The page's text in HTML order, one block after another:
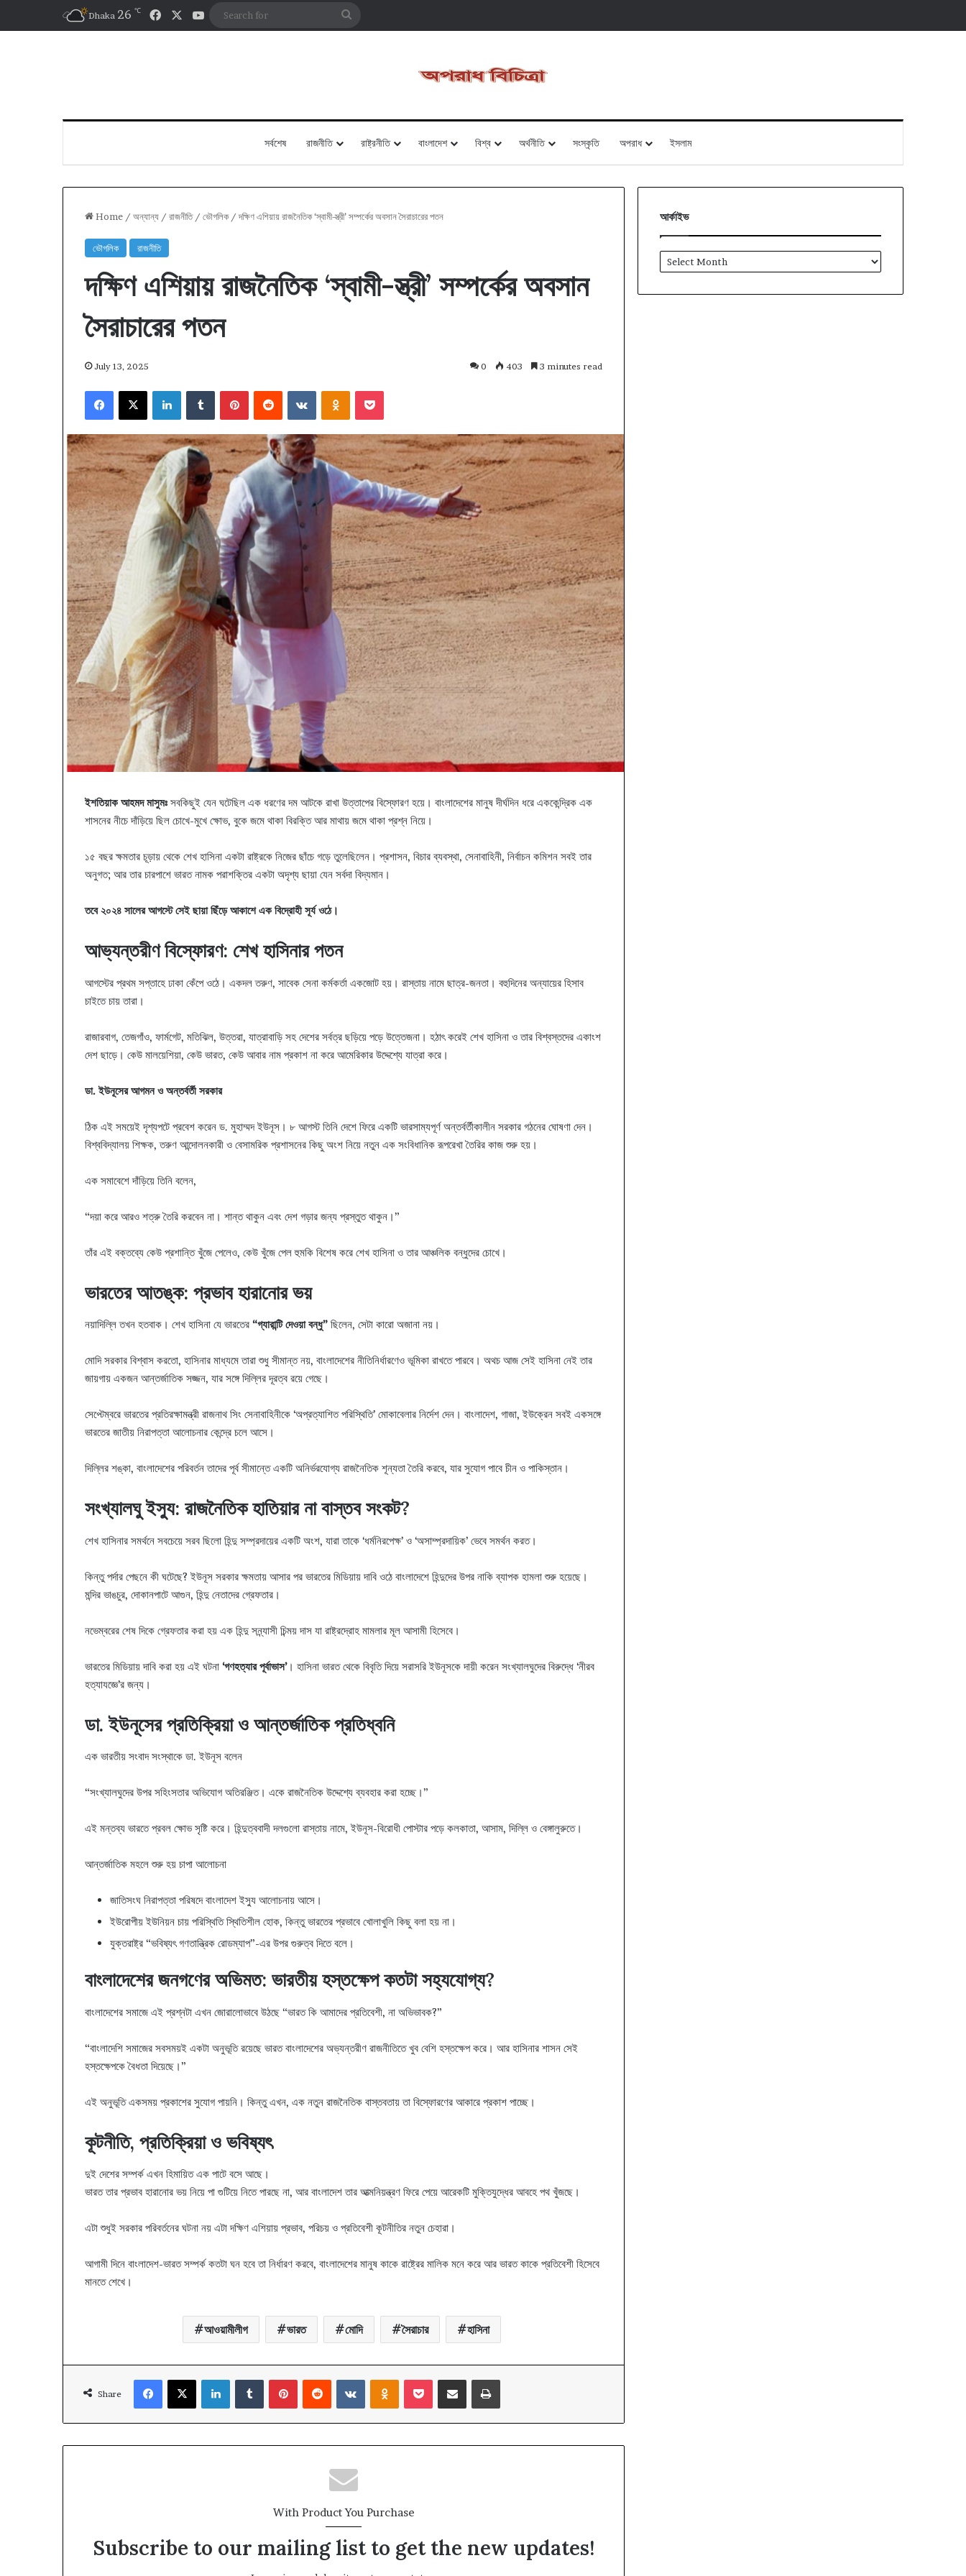
Dhaka 26 ℃ FacebookYouTube
সর্বশেষ রাজনীতি রাষ্ট্রনীতি বাংলাদেশ বিশ্ব অর্থনীতি সংস্কৃতি অপরাধ ইসলাম
Home / অন্যান্য / রাজনীতি / ভৌগলিক / দক্ষিণ এশিয়ায় রাজনৈতিক ‘স্বামী-স্ত্রী’ সম্পর্কের অবসান সৈরাচারের পতন
ভৌগলিক রাজনীতি
দক্ষিণ এশিয়ায় রাজনৈতিক ‘স্বামী-স্ত্রী’ সম্পর্কের অবসান
সৈরাচারের পতন
July 13, 2025 0 403 3 minutes read
Facebook
X LinkedInTumblrPinterestReddit VKontakteOdnoklassniki
Pocket
ইশতিয়াক আহমদ মাসুমঃ সবকিছুই যেন ঘটেছিল এক ধরণের দম আটকে রাখা উত্তাপের বিস্ফোরণ হয়ে। বাংলাদেশের মানুষ দীর্ঘদিন ধরে এককেন্দ্রিক এক
শাসনের নীচে দাঁড়িয়ে ছিল চোখে-মুখে ক্ষোভ, বুকে জমে থাকা বিরক্তি আর মাথায় জমে থাকা প্রশ্ন নিয়ে।
১৫ বছর ক্ষমতার চূড়ায় থেকে শেখ হাসিনা একটা রাষ্ট্রকে নিজের ছাঁচে গড়ে তুলেছিলেন। প্রশাসন, বিচার ব্যবস্থা, সেনাবাহিনী, নির্বাচন কমিশন সবই তার
অনুগত; আর তার চারপাশে ভারত নামক পরাশক্তির একটা অদৃশ্য ছায়া যেন সর্বদা বিদ্যমান।
তবে ২০২৪ সালের আগস্টে সেই ছায়া ছিঁড়ে আকাশে এক বিদ্রোহী সূর্য ওঠে।
আভ্যন্তরীণ বিস্ফোরণ: শেখ হাসিনার পতন
আগস্টের প্রথম সপ্তাহে ঢাকা কেঁপে ওঠে। একদল তরুণ, সাবেক সেনা কর্মকর্তা একজোট হয়। রাস্তায় নামে ছাত্র-জনতা। বহুদিনের অন্যায়ের হিসাব
চাইতে চায় তারা।
রাজারবাগ, তেজগাঁও, ফার্মগেট, মতিঝিল, উত্তরা, যাত্রাবাড়ি সহ দেশের সর্বত্র ছড়িয়ে পড়ে উত্তেজনা। হঠাৎ করেই শেখ হাসিনা ও তার বিশ্বস্তদের একাংশ
দেশ ছাড়ে। কেউ মালয়েশিয়া, কেউ ভারত, কেউ আবার নাম প্রকাশ না করে আমেরিকার উদ্দেশ্যে যাত্রা করে।
ডা. ইউনূসের আগমন ও অন্তর্বর্তী সরকার
ঠিক এই সময়েই দৃশ্যপটে প্রবেশ করেন ড. মুহাম্মদ ইউনূস। ৮ আগস্ট তিনি দেশে ফিরে একটি ভারসাম্যপূর্ণ অন্তর্বর্তীকালীন সরকার গঠনের ঘোষণা দেন।
বিশ্ববিদ্যালয় শিক্ষক, তরুণ আন্দোলনকারী ও বেসামরিক প্রশাসনের কিছু অংশ নিয়ে নতুন এক সংবিধানিক রূপরেখা তৈরির কাজ শুরু হয়।
এক সমাবেশে দাঁড়িয়ে তিনি বলেন,
“দয়া করে আরও শত্রু তৈরি করবেন না। শান্ত থাকুন এবং দেশ গড়ার জন্য প্রস্তুত থাকুন।”
তাঁর এই বক্তব্যে কেউ প্রশান্তি খুঁজে পেলেও, কেউ খুঁজে পেল হুমকি বিশেষ করে শেখ হাসিনা ও তার আঞ্চলিক বন্ধুদের চোখে।
ভারতের আতঙ্ক: প্রভাব হারানোর ভয়
নয়াদিল্লি তখন হতবাক। শেখ হাসিনা যে ভারতের “গ্যারান্টি দেওয়া বন্ধু” ছিলেন, সেটা কারো অজানা নয়।
মোদি সরকার বিশ্বাস করতো, হাসিনার মাধ্যমে তারা শুধু সীমান্ত নয়, বাংলাদেশের নীতিনির্ধারণেও ভূমিকা রাখতে পারবে। অথচ আজ সেই হাসিনা নেই তার
জায়গায় একজন আন্তর্জাতিক সজ্জন, যার সঙ্গে দিল্লির দূরত্ব রয়ে গেছে।
সেপ্টেম্বরে ভারতের প্রতিরক্ষামন্ত্রী রাজনাথ সিং সেনাবাহিনীকে ‘অপ্রত্যাশিত পরিস্থিতি’ মোকাবেলার নির্দেশ দেন। বাংলাদেশ, গাজা, ইউক্রেন সবই একসঙ্গে
ভারতের জাতীয় নিরাপত্তা আলোচনার কেন্দ্রে চলে আসে।
দিল্লির শঙ্কা, বাংলাদেশের পরিবর্তন তাদের পূর্ব সীমান্তে একটি অনির্ভরযোগ্য রাজনৈতিক শূন্যতা তৈরি করবে, যার সুযোগ পাবে চীন ও পাকিস্তান।
সংখ্যালঘু ইস্যু: রাজনৈতিক হাতিয়ার না বাস্তব সংকট?
শেখ হাসিনার সমর্থনে সবচেয়ে সরব ছিলো হিন্দু সম্প্রদায়ের একটি অংশ, যারা তাকে ‘ধর্মনিরপেক্ষ’ ও ‘অসাম্প্রদায়িক’ ভেবে সমর্থন করত।
কিন্তু পর্দার পেছনে কী ঘটেছে? ইউনূস সরকার ক্ষমতায় আসার পর ভারতের মিডিয়ায় দাবি ওঠে বাংলাদেশে হিন্দুদের উপর নাকি ব্যাপক হামলা শুরু হয়েছে।
মন্দির ভাঙচুর, দোকানপাটে আগুন, হিন্দু নেতাদের গ্রেফতার।
নভেম্বরের শেষ দিকে গ্রেফতার করা হয় এক হিন্দু সন্ন্যাসী চিন্ময় দাস যা রাষ্ট্রদ্রোহ মামলার মূল আসামী হিসেবে।
ভারতের মিডিয়ায় দাবি করা হয় এই ঘটনা ‘গণহত্যার পূর্বাভাস’। হাসিনা ভারত থেকে বিবৃতি দিয়ে সরাসরি ইউনূসকে দায়ী করেন সংখ্যালঘুদের বিরুদ্ধে ‘নীরব
হত্যাযজ্ঞে’র জন্য।
ডা. ইউনূসের প্রতিক্রিয়া ও আন্তর্জাতিক প্রতিধ্বনি
এক ভারতীয় সংবাদ সংস্থাকে ডা. ইউনূস বলেন
“সংখ্যালঘুদের উপর সহিংসতার অভিযোগ অতিরঞ্জিত। একে রাজনৈতিক উদ্দেশ্যে ব্যবহার করা হচ্ছে।”
এই মন্তব্য ভারতে প্রবল ক্ষোভ সৃষ্টি করে। হিন্দুত্ববাদী দলগুলো রাস্তায় নামে, ইউনূস-বিরোধী পোস্টার পড়ে কলকাতা, আসাম, দিল্লি ও বেঙ্গালুরুতে।
আন্তর্জাতিক মহলে শুরু হয় চাপা আলোচনা
জাতিসংঘ নিরাপত্তা পরিষদে বাংলাদেশ ইস্যু আলোচনায় আসে।
ইউরোপীয় ইউনিয়ন চায় পরিস্থিতি স্থিতিশীল হোক, কিন্তু ভারতের প্রভাবে খোলাখুলি কিছু বলা হয় না।
যুক্তরাষ্ট্র “ভবিষ্যৎ গণতান্ত্রিক রোডম্যাপ”-এর উপর গুরুত্ব দিতে বলে।
বাংলাদেশের জনগণের অভিমত: ভারতীয় হস্তক্ষেপ কতটা সহ্যযোগ্য?
বাংলাদেশের সমাজে এই প্রশ্নটা এখন জোরালোভাবে উঠছে “ভারত কি আমাদের প্রতিবেশী, না অভিভাবক?”
“বাংলাদেশি সমাজের সবসময়ই একটা অনুভূতি রয়েছে ভারত বাংলাদেশের অভ্যন্তরীণ রাজনীতিতে খুব বেশি হস্তক্ষেপ করে। আর হাসিনার শাসন সেই
হস্তক্ষেপকে বৈধতা দিয়েছে।”
এই অনুভূতি একসময় প্রকাশের সুযোগ পায়নি। কিন্তু এখন, এক নতুন রাজনৈতিক বাস্তবতায় তা বিস্ফোরণের আকারে প্রকাশ পাচ্ছে।
কূটনীতি, প্রতিক্রিয়া ও ভবিষ্যৎ
দুই দেশের সম্পর্ক এখন হিমায়িত এক পাটে বসে আছে।
ভারত তার প্রভাব হারানোর ভয় নিয়ে পা গুটিয়ে নিতে পারছে না, আর বাংলাদেশ তার আত্মনিয়ন্ত্রণ ফিরে পেয়ে আরেকটি মুক্তিযুদ্ধের আবহে পথ খুঁজছে।
এটা শুধুই সরকার পরিবর্তনের ঘটনা নয় এটা দক্ষিণ এশিয়ায় প্রভাব, পরিচয় ও প্রতিবেশী কূটনীতির নতুন চেহারা।
আগামী দিনে বাংলাদেশ-ভারত সম্পর্ক কতটা ঘন হবে তা নির্ধারণ করবে, বাংলাদেশের মানুষ কাকে রাষ্ট্রের মালিক মনে করে আর ভারত কাকে প্রতিবেশী হিসেবে
মানতে শেখে।
আওয়ামীলীগ ভারত মোদি সৈরাচার হাসিনা
Share
Facebook
X LinkedInTumblrPinterestReddit VKontakteOdnoklassniki
Pocket Share via Email Print
With Product You Purchase
Subscribe to our mailing list to get the new updates!
আর্কাইভ
আর্কাইভ